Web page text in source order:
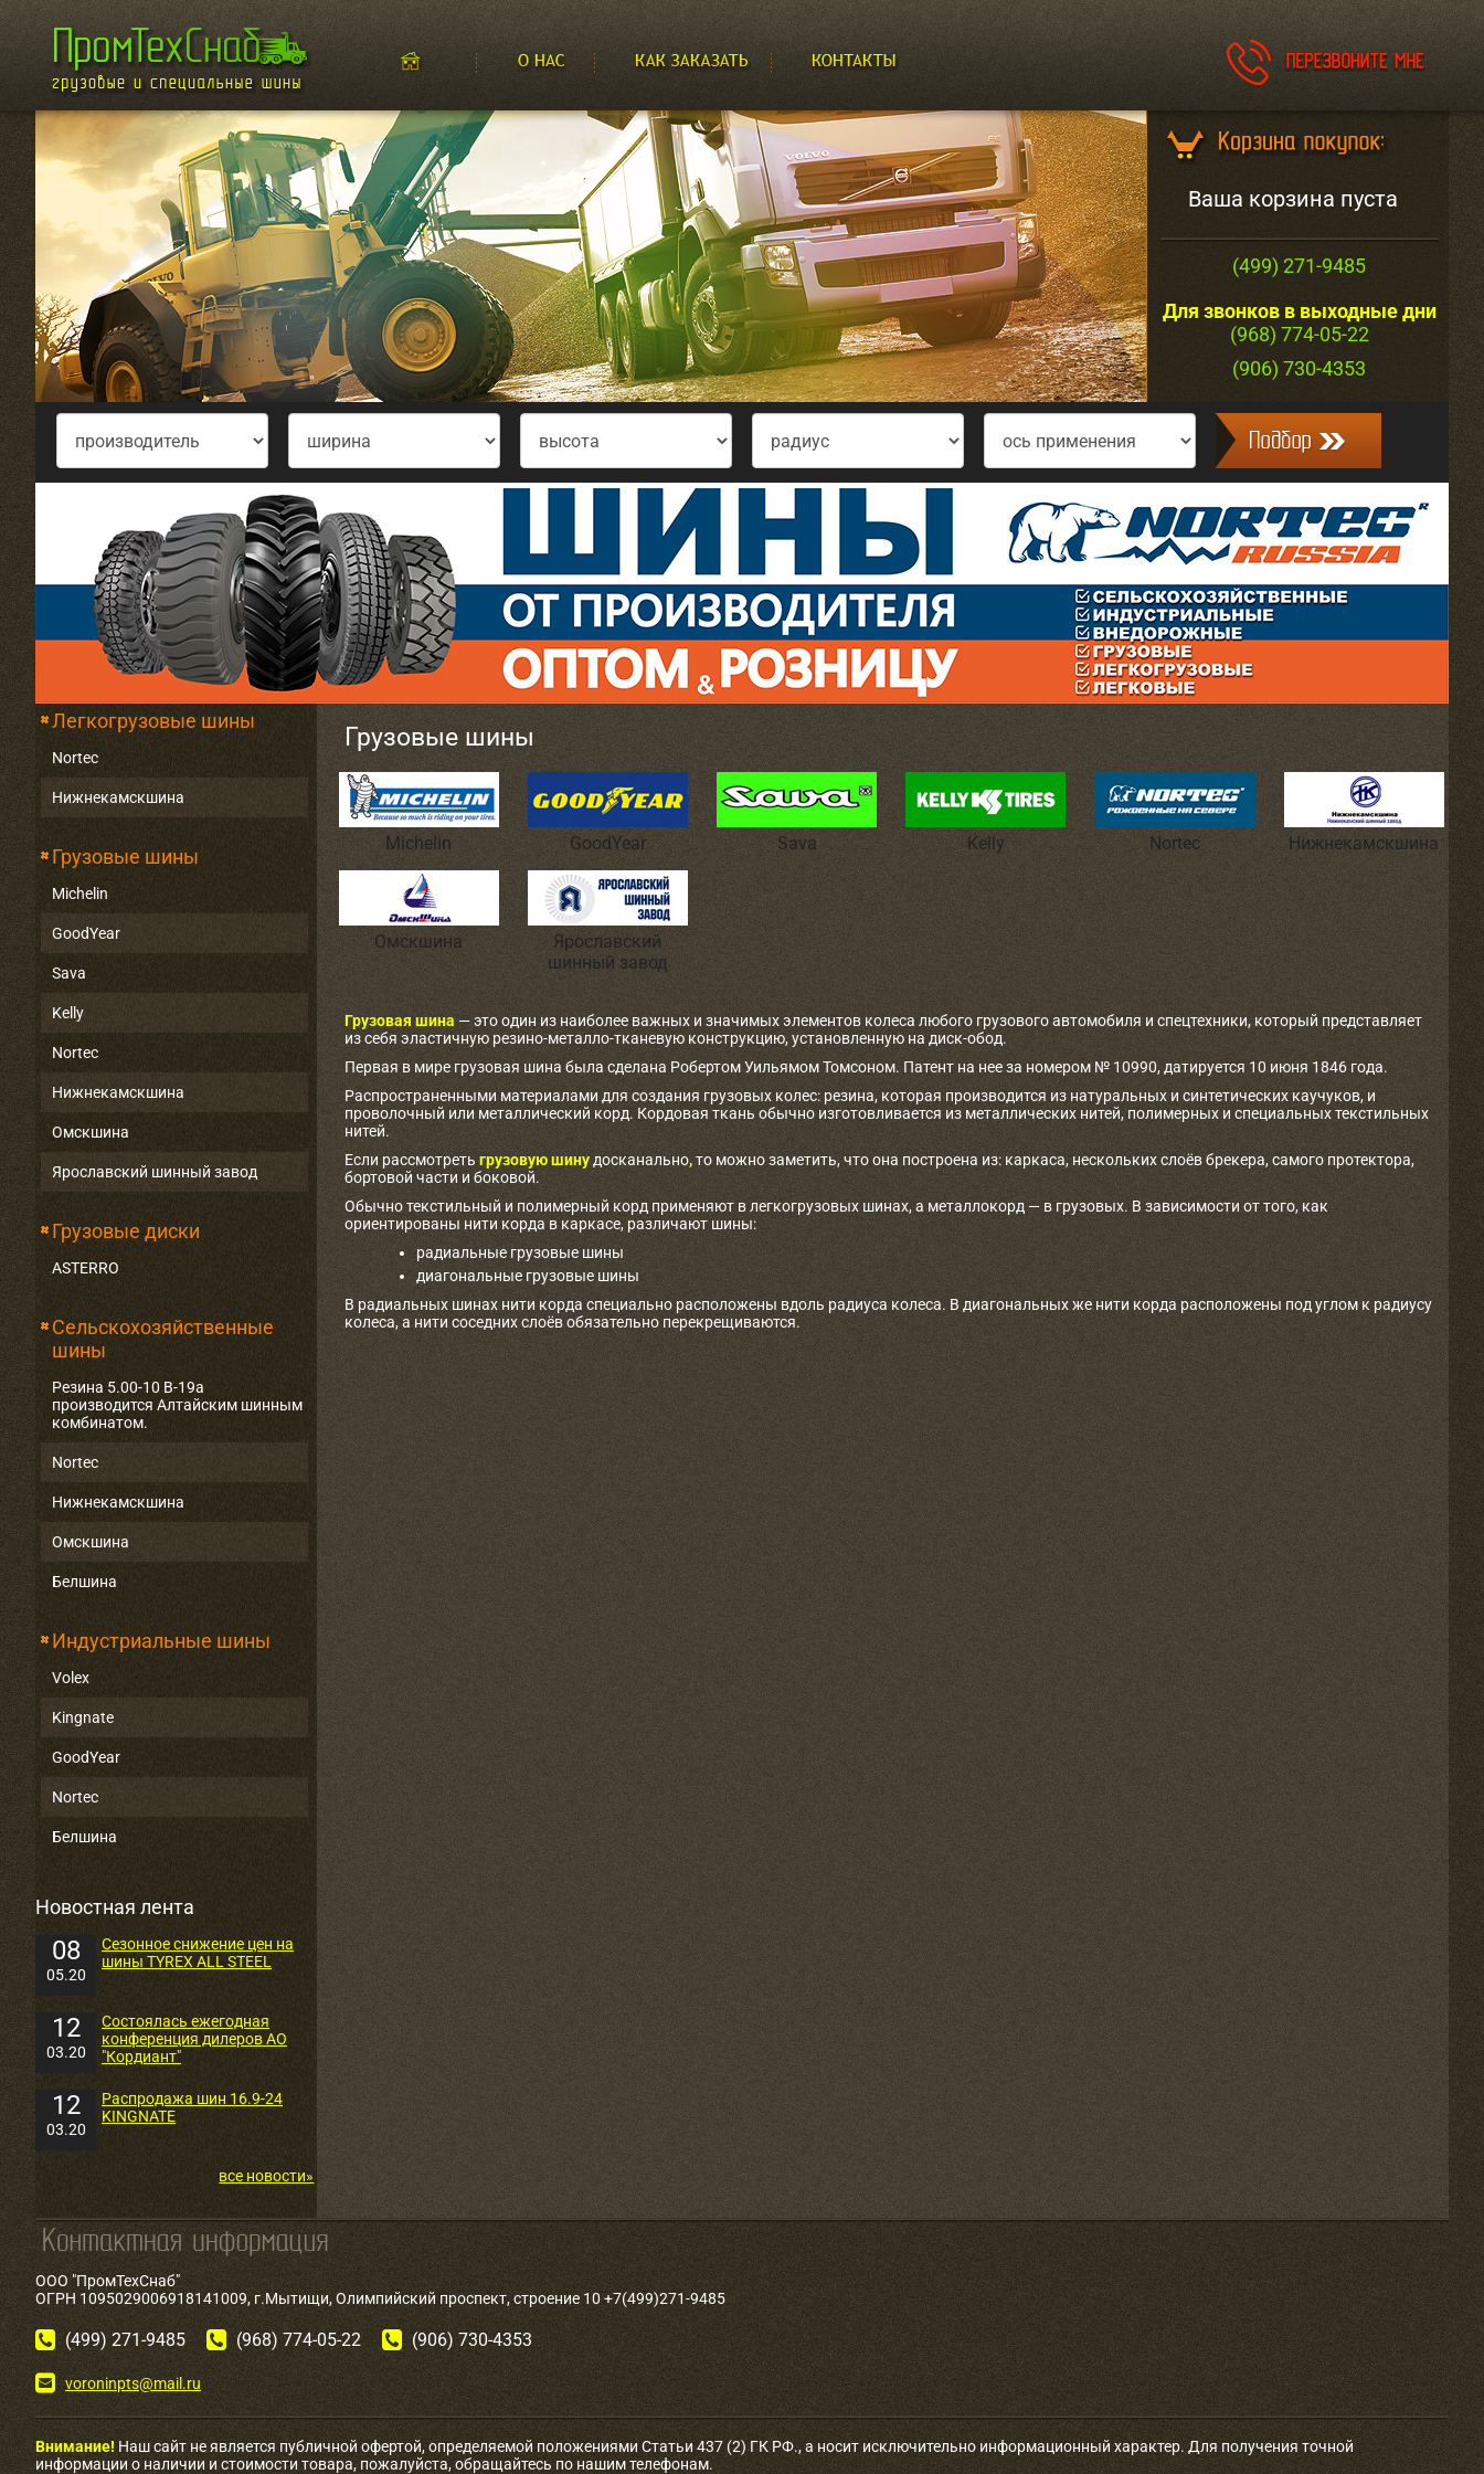
Ваша корзина пуста
(499) 271-9485
Для звонков в выходные дни
(968) 774-05-22
(906) 730-4353
Легкогрузовые шины
Nortec
Нижнекамскшина
Грузовые шины
Michelin
GoodYear
Sava
Kelly
Nortec
Нижнекамскшина
Омскшина
Ярославский шинный завод
Грузовые диски
ASTERRO
Сельскохозяйственные
шины
Резина 5.00-10 В-19а
производится Алтайским шинным
комбинатом.
Nortec
Нижнекамскшина
Омскшина
Белшина
Индустриальные шины
Volex
Kingnate
GoodYear
Nortec
Белшина
Новостная лента
08
05.20
Сезонное снижение цен на
шины TYREX ALL STEEL
12
03.20
Состоялась ежегодная
конференция дилеров АО
"Кордиант"
12
03.20
Распродажа шин 16.9-24
KINGNATE
все новости»
Грузовые шины
Michelin GoodYear Sava Kelly Nortec Нижнекамскшина
Омскшина
Ярославский
шинный завод
Грузовая шина — это один из наиболее важных и значимых элементов колеса любого грузового автомобиля и спецтехники, который представляет
из себя эластичную резино-металло-тканевую конструкцию, установленную на диск-обод.
Первая в мире грузовая шина была сделана Робертом Уильямом Томсоном. Патент на нее за номером № 10990, датируется 10 июня 1846 года.
Распространенными материалами для создания грузовых колес: резина, которая производится из натуральных и синтетических каучуков, и
проволочный или металлический корд. Кордовая ткань обычно изготовливается из металлических нитей, полимерных и специальных текстильных
нитей.
Если рассмотреть грузовую шину досканально,то можно заметить, что она построена из: каркаса, нескольких слоёв брекера, самого протектора,
бортовой части и боковой.
Обычно текстильный и полимерный корд применяют в легкогрузовых шинах, а металлокорд — в грузовых. В зависимости от того, как
ориентированы нити корда в каркасе, различают шины:
радиальные грузовые шины
диагональные грузовые шины
В радиальных шинах нити корда специально расположены вдоль радиуса колеса. В диагональных же нити корда расположены под углом к радиусу
колеса, а нити соседних слоёв обязательно перекрещиваются.
ООО "ПромТехСнаб"
ОГРН 1095029006918141009, г.Мытищи, Олимпийский проспект, строение 10 +7(499)271-9485
(499) 271-9485 (968) 774-05-22 (906) 730-4353
voroninpts@mail.ru
Внимание! Наш сайт не является публичной офертой, определяемой положениями Статьи 437 (2) ГК РФ., а носит исключительно информационный характер. Для получения точной
информации о наличии и стоимости товара, пожалуйста, обращайтесь по нашим телефонам.